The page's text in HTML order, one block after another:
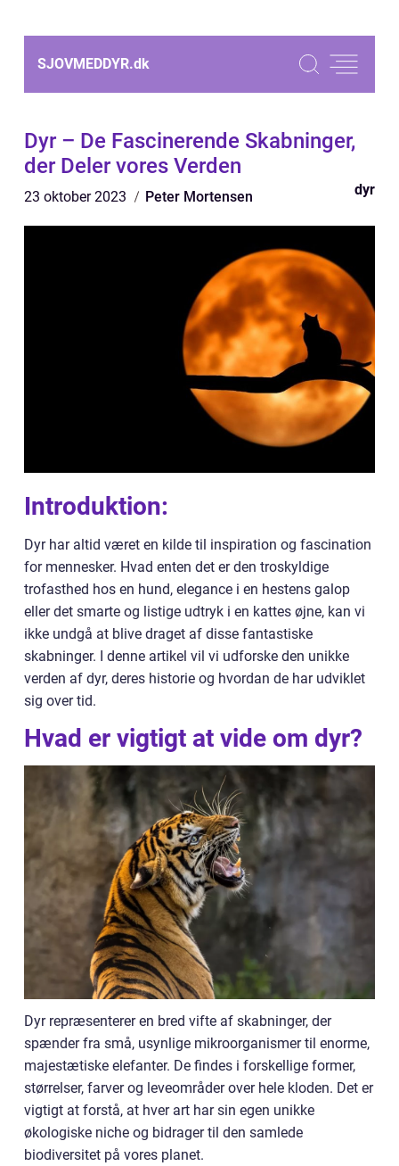
SJOVMEDDYR.dk
Dyr – De Fascinerende Skabninger,
der Deler vores Verden
23 oktober 2023 Peter Mortensen dyr
Introduktion:
Dyr har altid været en kilde til inspiration og fascination
for mennesker. Hvad enten det er den troskyldige
trofasthed hos en hund, elegance i en hestens galop
eller det smarte og listige udtryk i en kattes øjne, kan vi
ikke undgå at blive draget af disse fantastiske
skabninger. I denne artikel vil vi udforske den unikke
verden af dyr, deres historie og hvordan de har udviklet
sig over tid.
Hvad er vigtigt at vide om dyr?
Dyr repræsenterer en bred vifte af skabninger, der
spænder fra små, usynlige mikroorganismer til enorme,
majestætiske elefanter. De findes i forskellige former,
størrelser, farver og leveområder over hele kloden. Det er
vigtigt at forstå, at hver art har sin egen unikke
økologiske niche og bidrager til den samlede
biodiversitet på vores planet.